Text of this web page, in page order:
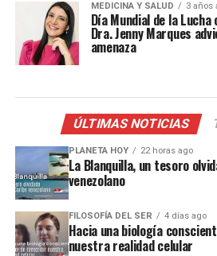
MEDICINA Y SALUD 3 años
Día Mundial de la
Dra. Jenny Marques
amenaza
ÚLTIMAS NOTICIAS
PLANETA HOY 22 horas ago
La Blanquilla, un tesoro
venezolano
FILOSOFÍA DEL SER 4 días ago
Hacia una biología
nuestra realidad celular